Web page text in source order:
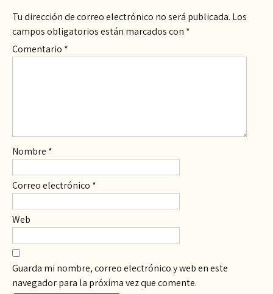
Tu dirección de correo electrónico no será publicada. Los
campos obligatorios están marcados con *
Comentario *
Nombre *
Correo electrónico *
Web
Guarda mi nombre, correo electrónico y web en este
navegador para la próxima vez que comente.